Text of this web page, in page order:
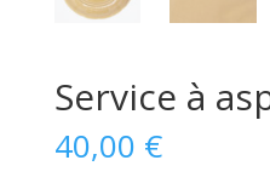
Service à
40,00 €